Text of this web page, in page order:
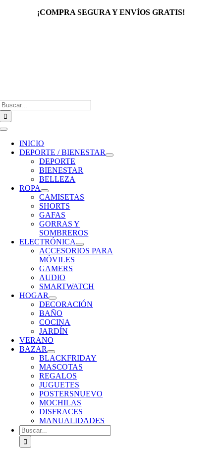
¡COMPRA SEGURA Y ENVÍOS GRATIS!
Toggle
Navigation
INICIO
DEPORTE / BIENESTAR
DEPORTE
BIENESTAR
BELLEZA
ROPA
CAMISETAS
SHORTS
GAFAS
GORRAS Y
SOMBREROS
ELECTRÓNICA
ACCESORIOS PARA
MÓVILES
GAMERS
AUDIO
SMARTWATCH
HOGAR
DECORACIÓN
BAÑO
COCINA
JARDÍN
VERANO
BAZAR
BLACKFRIDAY
MASCOTAS
REGALOS
JUGUETES
POSTERSNUEVO
MOCHILAS
DISFRACES
MANUALIDADES
Buscar: